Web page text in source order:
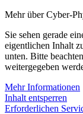
Mehr über Cyber-
Sie sehen gerade
eigentlichen Inhalt
unten. Bitte
weitergegeben
Mehr Informationen
Inhalt entsperren
Erforderlichen